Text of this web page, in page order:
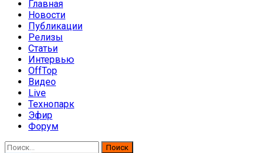
Главная
Новости
Публикации
Релизы
Статьи
Интервью
OffTop
Видео
Live
Технопарк
Эфир
Форум
Найти: